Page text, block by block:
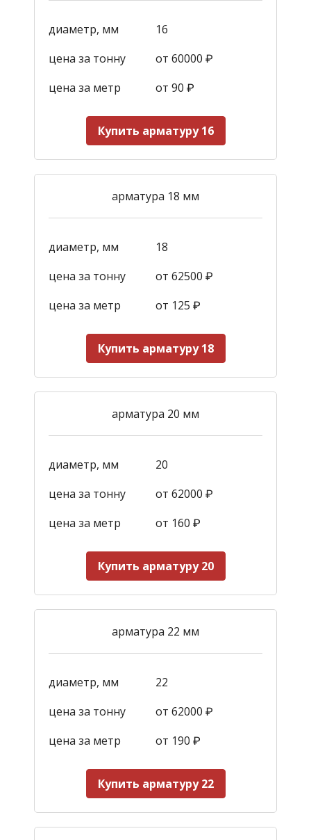
диаметр, мм
16
цена за тонну
от 60000 ₽
цена за метр
от 90 ₽
Купить арматуру 16
арматура 18 мм
диаметр, мм
18
цена за тонну
от 62500 ₽
цена за метр
от 125 ₽
Купить арматуру 18
арматура 20 мм
диаметр, мм
20
цена за тонну
от 62000 ₽
цена за метр
от 160 ₽
Купить арматуру 20
арматура 22 мм
диаметр, мм
22
цена за тонну
от 62000 ₽
цена за метр
от 190 ₽
Купить арматуру 22